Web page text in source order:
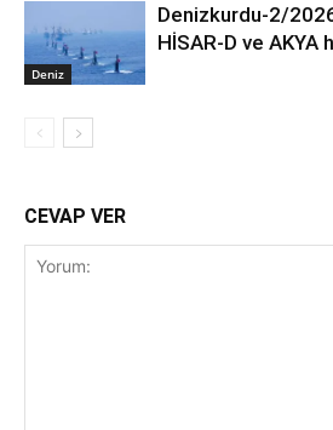
Deniz
Denizkurdu-2/
HİSAR-D ve
CEVAP VER